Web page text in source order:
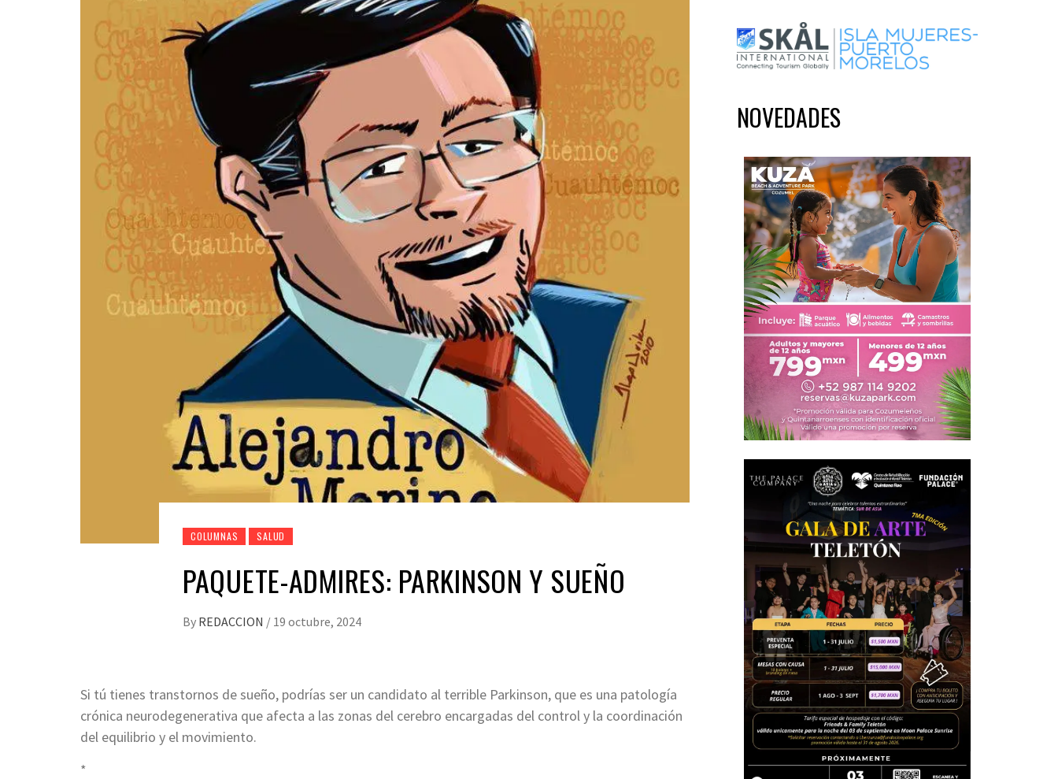
COLUMNAS SALUD
PAQUETE-ADMIRES: PARKINSON Y SUEÑO
By REDACCION / 19 octubre, 2024
Si tú tienes transtornos de sueño, podrías ser un candidato al terrible Parkinson, que es una patología
crónica neurodegenerativa que afecta a las zonas del cerebro encargadas del control y la coordinación
del equilibrio y el movimiento.
*
NOVEDADES